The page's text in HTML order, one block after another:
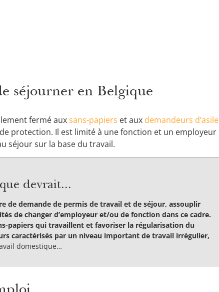
séjourner en Belgique
fermé auxsans-papiers et aux demandeurs d’asile
protection. Il est limité à une fonction et un employeur
séjour sur la base du travail.
devrait...
de demande de permis de travail et de séjour, assouplir
de changer d’employeur et/ou de fonction dans ce cadre.
papiers qui travaillent et favoriser la régularisation du
caractérisés par un niveau important de travail irrégulier,
domestique…